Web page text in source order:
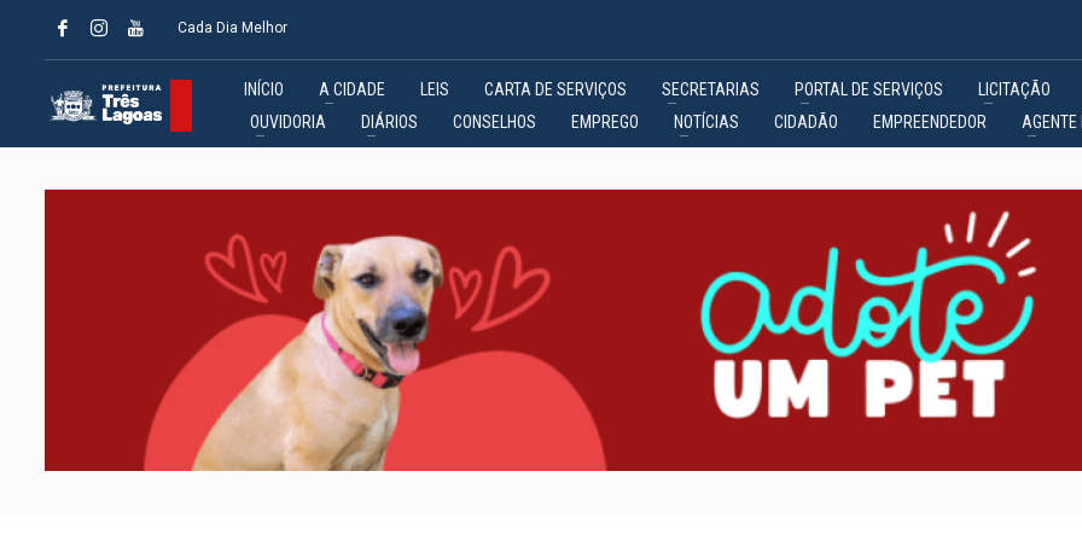
Cada Dia Melhor
INÍCIO A CIDADE LEIS CARTA DE SERVIÇOS SECRETARIAS PORTAL DE SERVIÇOS
LICITAÇÃO
OUVIDORIA
DIÁRIOS CONSELHOS EMPREGO NOTÍCIAS CIDADÃO EMPREENDEDOR AGENTE